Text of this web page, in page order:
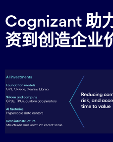
Cognizant 助
资到创造企业